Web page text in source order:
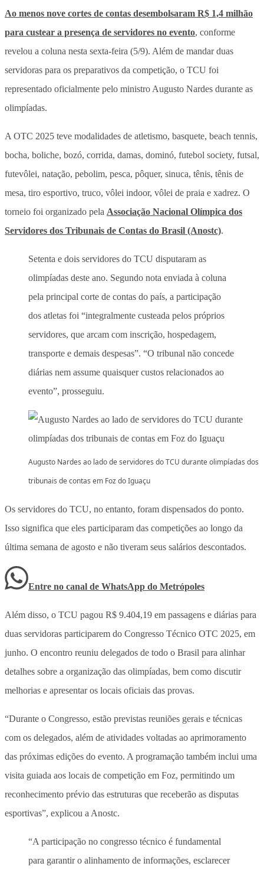
Ao menos nove cortes de contas desembolsaram R$ 1,4 milhão
para custear a presença de servidores no evento, conforme
revelou a coluna nesta sexta-feira (5/9). Além de mandar duas
servidoras para os preparativos da competição, o TCU foi
representado oficialmente pelo ministro Augusto Nardes durante as
olimpíadas.
A OTC 2025 teve modalidades de atletismo, basquete, beach tennis,
bocha, boliche, bozó, corrida, damas, dominó, futebol society, futsal,
futevôlei, natação, pebolim, pesca, pôquer, sinuca, tênis, tênis de
mesa, tiro esportivo, truco, vôlei indoor, vôlei de praia e xadrez. O
torneio foi organizado pela Associação Nacional Olímpica dos
Servidores dos Tribunais de Contas do Brasil (Anostc).
Setenta e dois servidores do TCU disputaram as
olimpíadas deste ano. Segundo nota enviada à coluna
pela principal corte de contas do país, a participação
dos atletas foi “integralmente custeada pelos próprios
servidores, que arcam com inscrição, hospedagem,
transporte e demais despesas”. “O tribunal não concede
diárias nem assume quaisquer custos relacionados ao
evento”, prosseguiu.
Augusto Nardes ao lado de servidores do TCU durante olimpíadas dos
tribunais de contas em Foz do Iguaçu
Os servidores do TCU, no entanto, foram dispensados do ponto.
Isso significa que eles participaram das competições ao longo da
última semana de agosto e não tiveram seus salários descontados.
Entre no canal de WhatsApp do Metrópoles
Além disso, o TCU pagou R$ 9.404,19 em passagens e diárias para
duas servidoras participarem do Congresso Técnico OTC 2025, em
junho. O encontro reuniu delegados de todo o Brasil para alinhar
detalhes sobre a organização das olimpíadas, bem como discutir
melhorias e apresentar os locais oficiais das provas.
“Durante o Congresso, estão previstas reuniões gerais e técnicas
com os delegados, além de atividades voltadas ao aprimoramento
das próximas edições do evento. A programação também inclui uma
visita guiada aos locais de competição em Foz, permitindo um
reconhecimento prévio das estruturas que receberão as disputas
esportivas”, explicou a Anostc.
“A participação no congresso técnico é fundamental
para garantir o alinhamento de informações, esclarecer